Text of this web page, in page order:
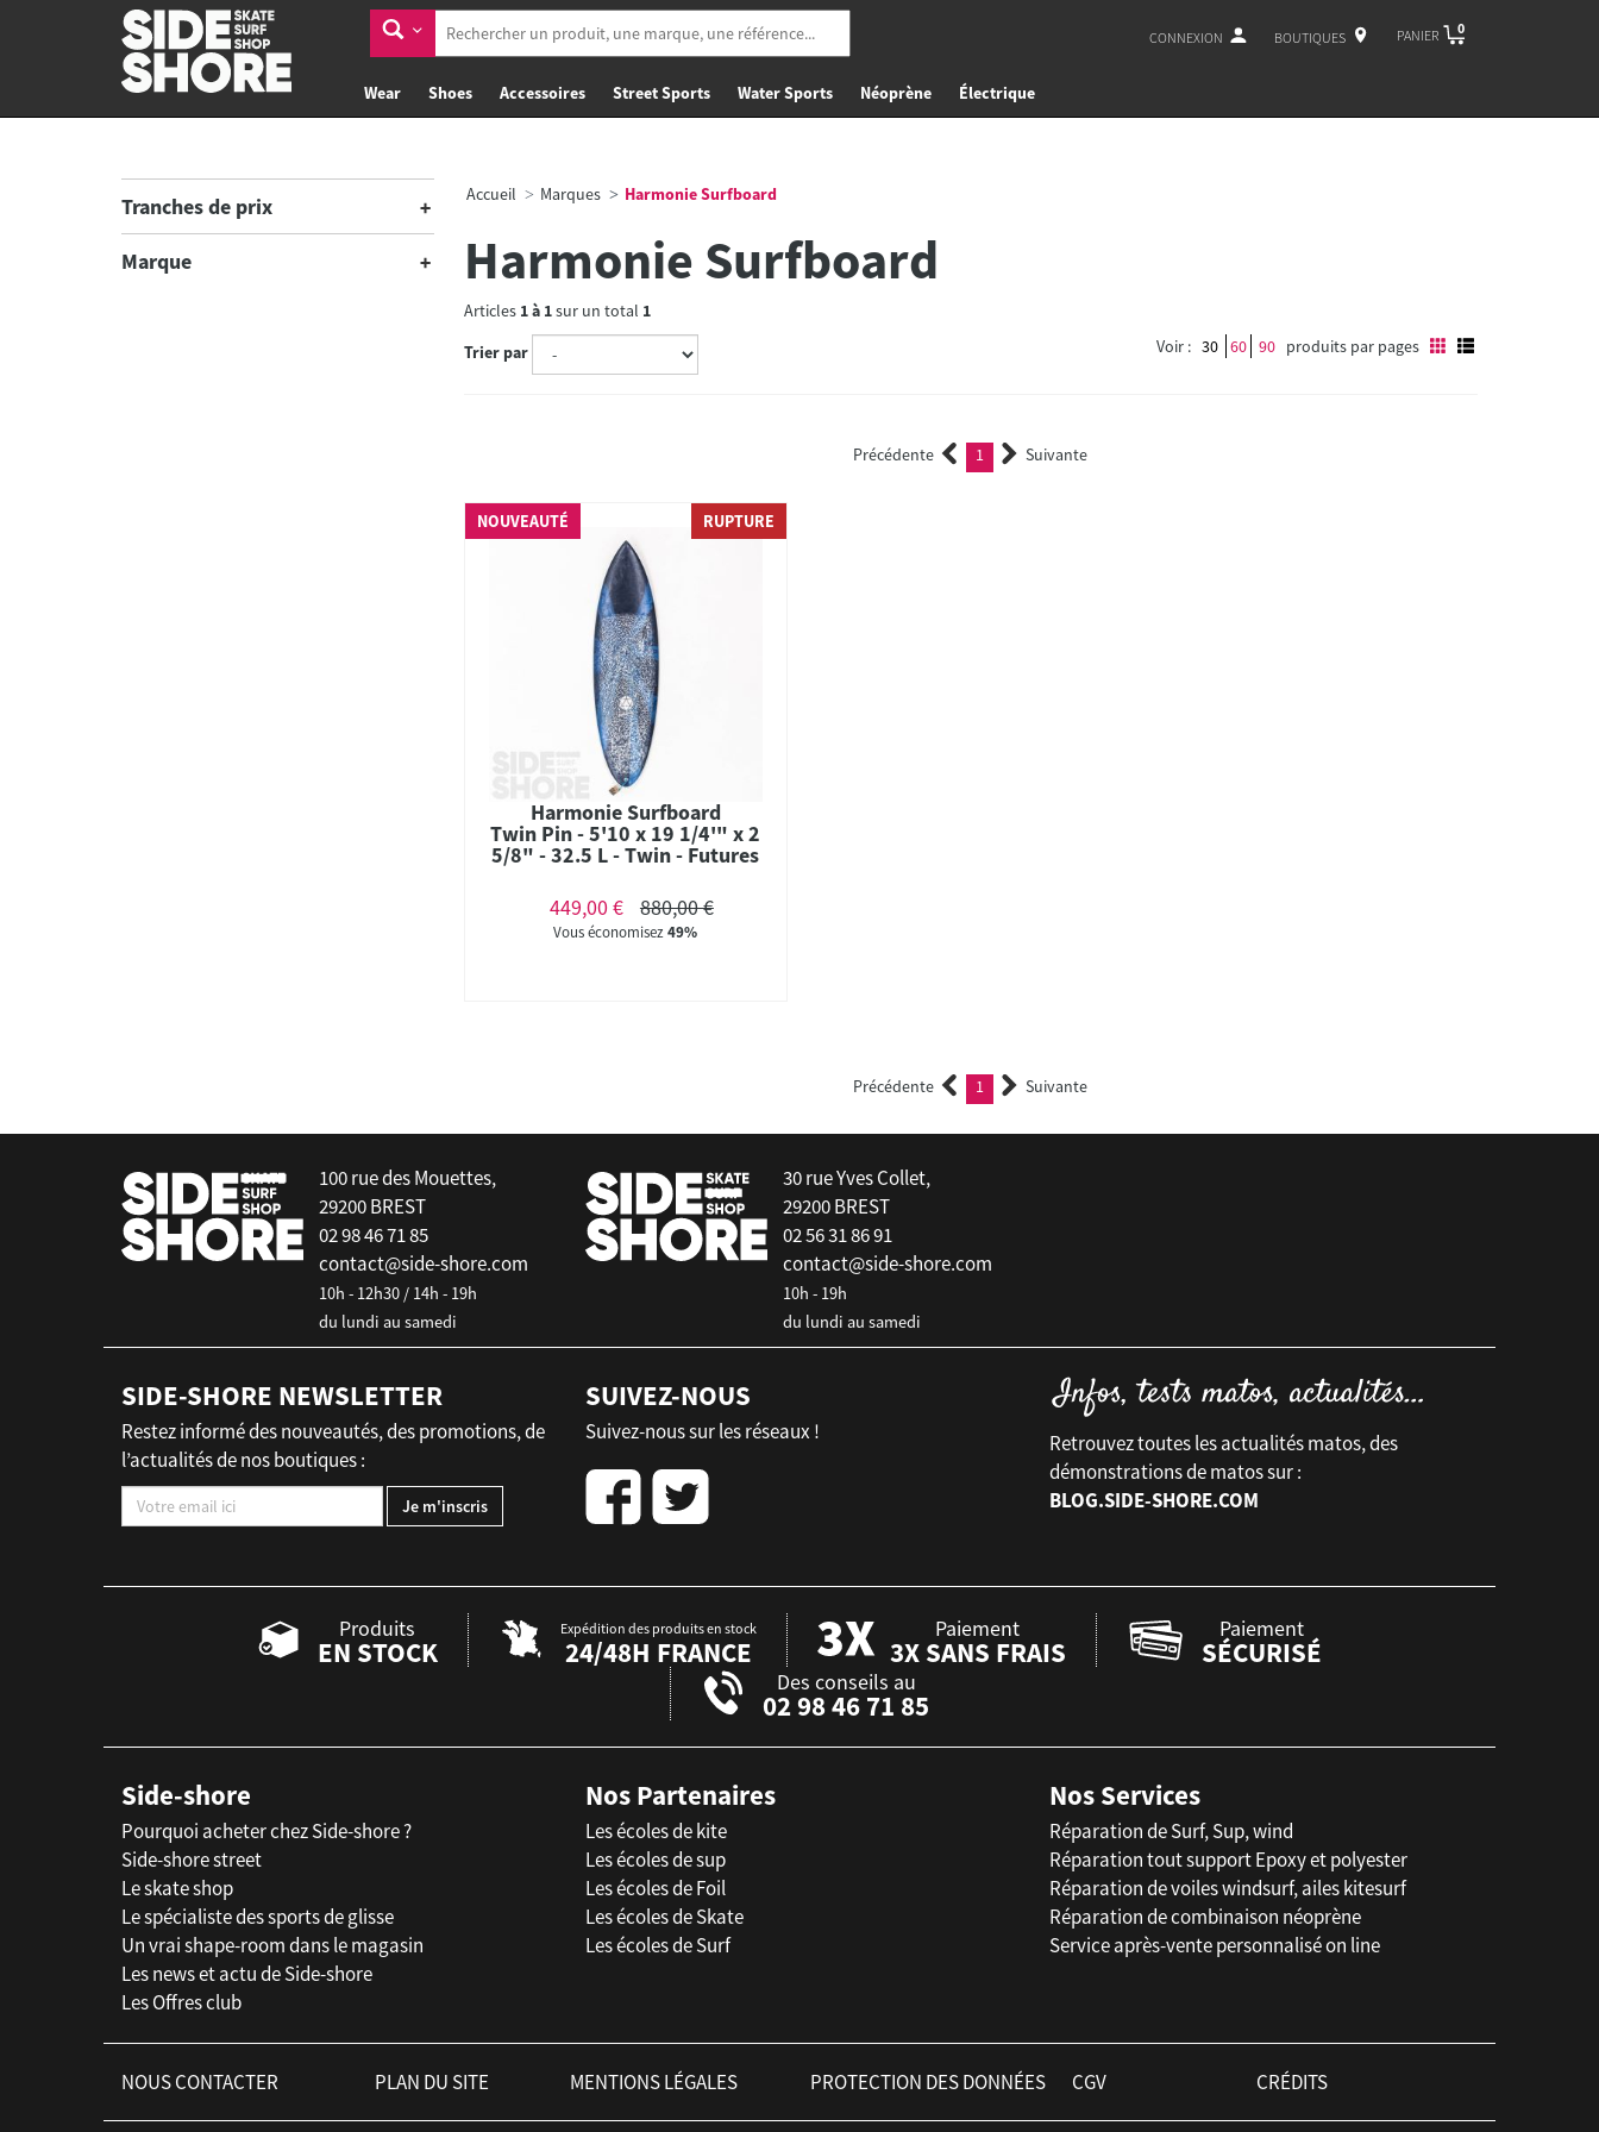
CONNEXION BOUTIQUES PANIER 0
Wear Shoes Accessoires Street Sports Water Sports Néoprène Électrique
Tranches de prix
Marque
Accueil Marques Harmonie Surfboard
Harmonie Surfboard
Articles 1à 1sur un total 1
Trier par
Voir : 30 60 90 produits par pages
Précédente 1 (current)Suivante
NOUVEAUTÉ RUPTURE
Harmonie Surfboard
Twin Pin - 5'10 x 19 1/4'" x 2
5/8" - 32.5 L - Twin - Futures
449,00 €
880,00 €
Vous économisez49%
Précédente 1 (current)Suivante
100 rue des Mouettes,
29200 BREST
02 98 46 71 85
contact@side-shore.com
10h - 12h30 / 14h - 19h
du lundi au samedi
30 rue Yves Collet,
29200 BREST
02 56 31 86 91
contact@side-shore.com
10h - 19h
du lundi au samedi
SIDE-SHORE NEWSLETTER
Restez informé des nouveautés, des promotions, de
l’actualités de nos boutiques :
SUIVEZ-NOUS
Suivez-nous sur les réseaux !
Retrouvez toutes les actualités matos, des
démonstrations de matos sur :
BLOG.SIDE-SHORE.COM
Produits
EN STOCK
Expédition des produits en stock
24/48H FRANCE
Paiement
3X SANS FRAIS
Paiement
SÉCURISÉ
Des conseils au
02 98 46 71 85
Side-shore
Pourquoi acheter chez Side-shore ?
Side-shore street
Le skate shop
Le spécialiste des sports de glisse
Un vrai shape-room dans le magasin
Les news et actu de Side-shore
Les Offres club
Nos Partenaires
Les écoles de kite
Les écoles de sup
Les écoles de Foil
Les écoles de Skate
Les écoles de Surf
Nos Services
Réparation de Surf, Sup, wind
Réparation tout support Epoxy et polyester
Réparation de voiles windsurf, ailes kitesurf
Réparation de combinaison néoprène
Service après-vente personnalisé on line
NOUS CONTACTER PLAN DU SITE MENTIONS LÉGALES PROTECTION DES DONNÉES CGV CRÉDITS